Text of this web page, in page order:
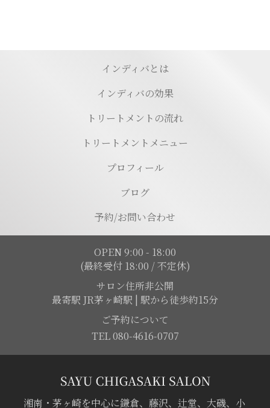
インディバとは
インディバの効果
トリートメントの流れ
トリートメントメニュー
プロフィール
ブログ
予約/お問い合わせ
OPEN 9:00 - 18:00
(最終受付 18:00 / 不定休)
サロン住所非公開
最寄駅 JR茅ヶ崎駅 | 駅から徒歩約15分
ご予約について
TEL 080-4616-0707
湘南・茅ヶ崎を中心に鎌倉、藤沢、辻堂、大磯、小